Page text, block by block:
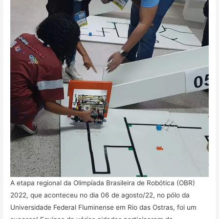
A etapa regional da Olimpíada Brasileira de Robótica (OBR)
2022, que aconteceu no dia 06 de agosto/22, no pólo da
Universidade Federal Fluminense em Rio das Ostras, foi um